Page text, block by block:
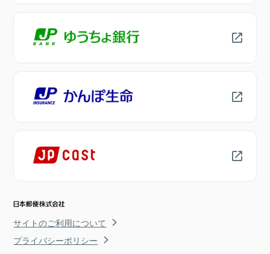
サイトのご利用について
プライバシーポリシー